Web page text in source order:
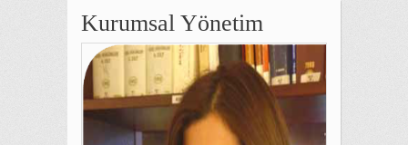
Kurumsal Yönetim